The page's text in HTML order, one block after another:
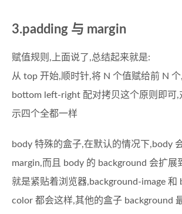
3.padding 与 margin
赋值规则,上面说了,总结起来就是:
从 top 开始,顺时针,将 N 个值赋给前 N
bottom left-right 配对拷贝这个原则即可,
示四个全都一样
body 特殊的盒子,在默认的情况下,body
margin,而且 body 的 background 会扩展
就是紧贴着浏览器,background-image 和
color 都会这样,其他的盒子 background